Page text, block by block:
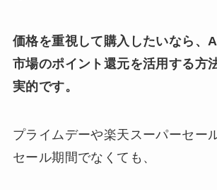
価格を重視して購入したいなら、
市場のポイント還元を活用する方
実的です。
プライムデーや楽天スーパーセー
セール期間でなくても、